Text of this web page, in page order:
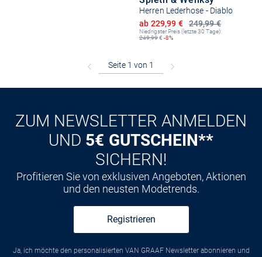
Herren Lederhose - Diablo
249,99 €
Ermäßigter Preis
ab 229,99 €
Niedrigster Preis (letzte 30 Tage):
249,99€ -8%
ZUM NEWSLETTER ANMELDEN
UND 5€ GUTSCHEIN**
SICHERN!
Profitieren Sie von exklusiven Angeboten, Aktionen
und den neusten Modetrends.
Registrieren
Ja, ich möchte den personalisierten VAN GRAAF Newsletter abonnieren und